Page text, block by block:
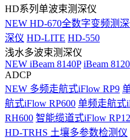
HD系列单波束测深仪
NEW HD-670全数字变频测
深仪 HD-LITE HD-550
浅水多波束测深仪
NEW iBeam 8140P iBeam 8120
ADCP
NEW 多频走航式iFlow RP9
航式iFlow RP600 单频走航式
RH600 智能缆道式iFlow
HD-TRHS 土壤多参数检测仪